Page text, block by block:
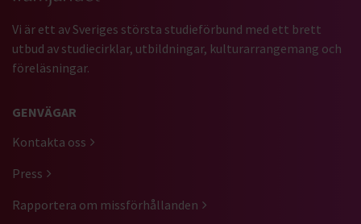
Vi är ett av Sveriges största studieförbund med ett brett
utbud av studiecirklar, utbildningar, kulturarrangemang och
föreläsningar.
GENVÄGAR
Kontakta oss
Press
Rapportera om missförhållanden